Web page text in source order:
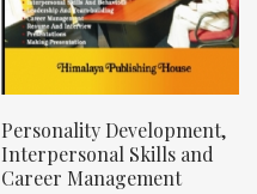
Personality Development,
Interpersonal Skills and
Career Management